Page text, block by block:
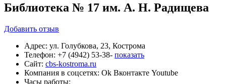
Библиотека № 17 им. А. Н. Радищева
Добавить отзыв
Адрес: ул. Голубкова, 23, Кострома
Телефон: +7 (4942) 53-38- показать
Сайт: cbs-kostroma.ru
Компания в соцсетях: Ok Вконтакте Youtube
Часы работы: